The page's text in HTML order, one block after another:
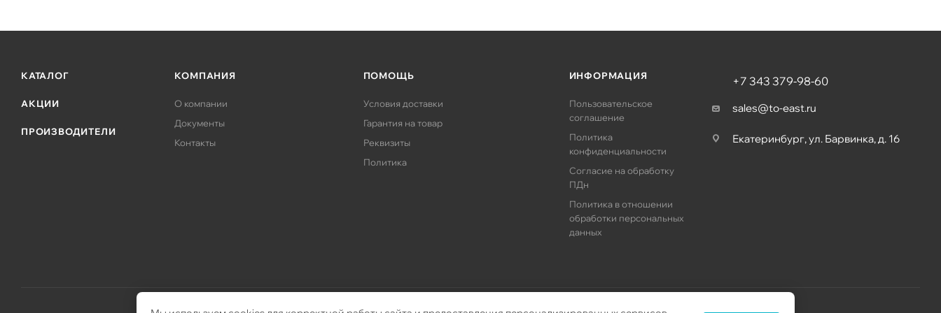
КАТАЛОГ
АКЦИИ
ПРОИЗВОДИТЕЛИ
КОМПАНИЯ
О компании
Документы
Контакты
ПОМОЩЬ
Условия доставки
Гарантия на товар
Реквизиты
Политика
ИНФОРМАЦИЯ
Пользовательское
соглашение
Политика
конфиденциальности
Согласие на обработку
ПДн
Политика в отношении
обработки персональных
данных
+7 343 379-98-60
sales@to-east.ru
Екатеринбург, ул. Барвинка, д. 16